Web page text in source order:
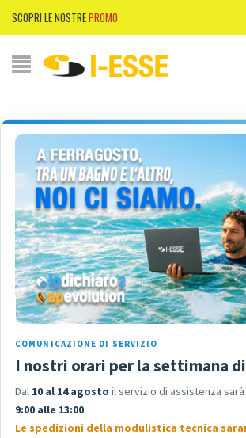
SCOPRI LE NOSTREPROMO
COMUNICAZIONE DI SERVIZIO
I nostri orari per la settimana
Dal 10 al 14 agosto il servizio di assistenza
9:00 alle 13:00.
Le spedizioni della modulistica tecnica